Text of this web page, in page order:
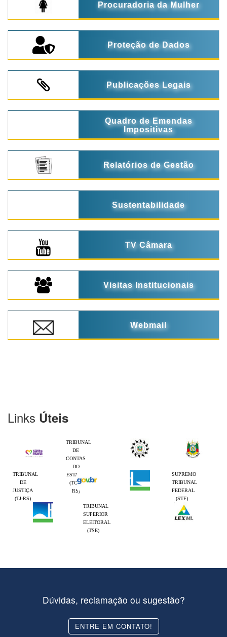
Procuradoria da Mulher
Proteção de Dados
Publicações Legais
Quadro de Emendas
Impositivas
Relatórios de Gestão
Sustentabilidade
TV Câmara
Visitas Institucionais
Webmail
Links Úteis
TRIBUNAL
DE
CONTAS
DO
ESTADO
(TCE-
RS)
TRIBUNAL
DE
JUSTIÇA
(TJ-RS)
SUPREMO
TRIBUNAL
FEDERAL
(STF)
TRIBUNAL
SUPERIOR
ELEITORAL
(TSE)
Dúvidas, reclamação ou sugestão?
ENTRE EM CONTATO!